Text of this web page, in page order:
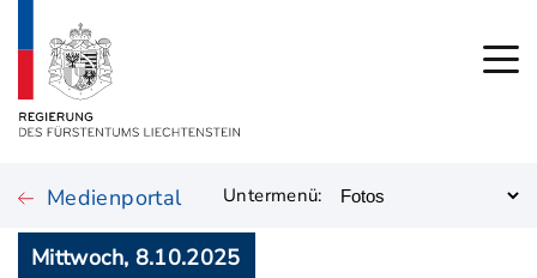
Medienportal Untermenü:
Mittwoch, 8.10.2025